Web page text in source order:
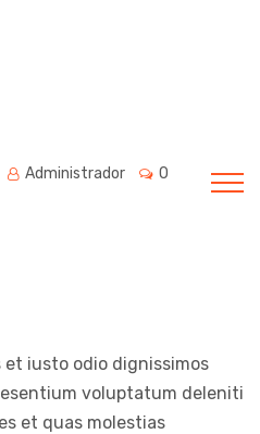
los
Administrador 0
iusto odio dignissimos
voluptatum deleniti
et quas molestias